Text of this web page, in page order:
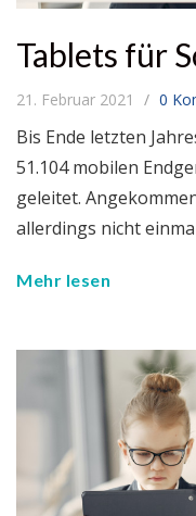
Tablets für
21. Februar 2021 0
Bis Ende letzten
51.104 mobilen
geleitet.
allerdings nicht
Mehr lesen